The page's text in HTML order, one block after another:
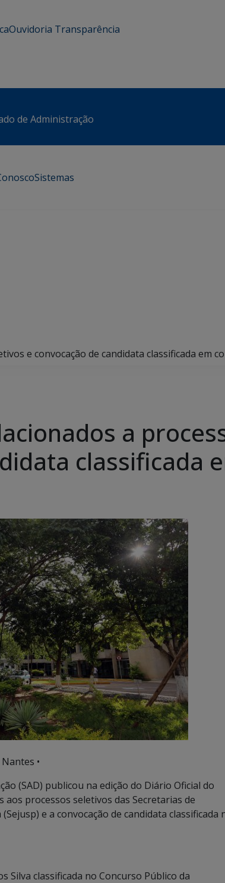
Ouvidoria Transparência
de Administração
Sistemas
e convocação de candidata classificada em
a
classificada
•
(SAD) publicou na edição do Diário Oficial do
processos seletivos das Secretarias de
e a convocação de candidata classificada
Silva classificada no Concurso Público da